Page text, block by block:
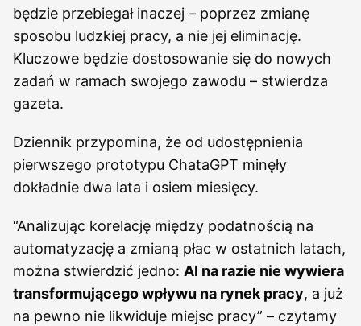
będzie przebiegał inaczej – poprzez zmianę
sposobu ludzkiej pracy, a nie jej eliminację.
Kluczowe będzie dostosowanie się do nowych
zadań w ramach swojego zawodu – stwierdza
gazeta.
Dziennik przypomina, że od udostępnienia
pierwszego prototypu ChataGPT minęły
dokładnie dwa lata i osiem miesięcy.
“Analizując korelację między podatnością na
automatyzację a zmianą płac w ostatnich latach,
można stwierdzić jedno: AI na razie nie wywiera
transformującego wpływu na rynek pracy, a już
na pewno nie likwiduje miejsc pracy” – czytamy